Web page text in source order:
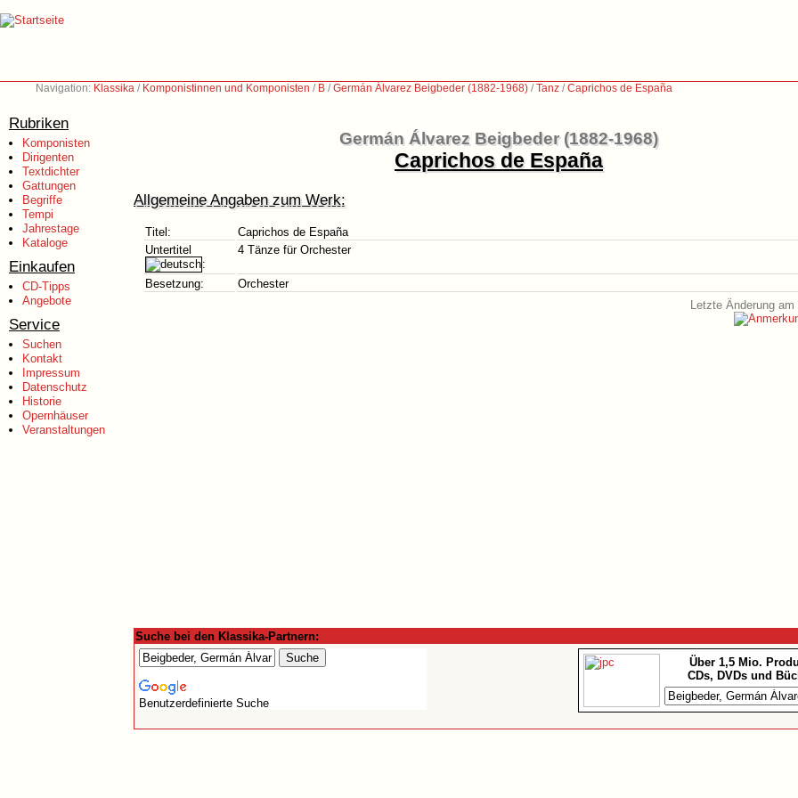
Navigation: Klassika / Komponistinnen und Komponisten / B /Germán Álvarez Beigbeder (1882-1968) /Tanz /Caprichos de España
Rubriken
Komponisten
Dirigenten
Textdichter
Gattungen
Begriffe
Tempi
Jahrestage
Kataloge
Einkaufen
CD-Tipps
Angebote
Service
Suchen
Kontakt
Impressum
Datenschutz
Historie
Opernhäuser
Veranstaltungen
Germán Álvarez Beigbeder (1882-1968)
Caprichos de España
Allgemeine Angaben zum Werk:
Titel:
Caprichos de España
Untertitel
:
4 Tänze für Orchester
Besetzung:
Orchester
Letzte Änderung
Suche bei den Klassika-Partnern:
Benutzerdefinierte Suche
Über 1,5 Mio.
CDs, DVDs und